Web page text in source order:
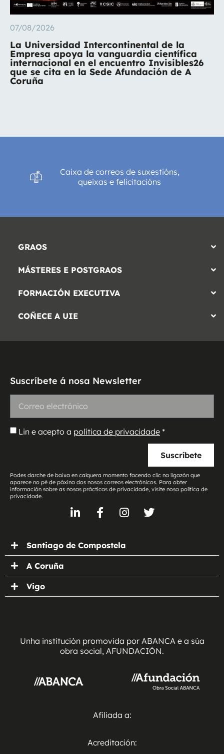
07/08/2026
La Universidad Intercontinental de la
Empresa apoya la vanguardia científica
internacional en el encuentro Invisibles26
que se cita en la Sede Afundación de A
Coruña
Caixa de correos de suxestións,
queixas e felicitacións
GRAOS
MÁSTERES E POSTGRAOS
FORMACIÓN EXECUTIVA
COÑECE A UIE
Suscríbete á nosa Newsletter
Lin e acepto a política de privacidade *
Suscríbete
Podes darche de baixa en calquera momento facendo clic na ligazón que
aparece no pé de páxina dos nosos correos electrónicos. Para obter
información sobre as nosas prácticas de privacidade, visite nosa política de
privacidade.
Santiago de Compostela
A Coruña
Vigo
Unha institución promovida por ABANCA e a súa
obra social, AFUNDACIÓN.
Afiliada a:
Acreditación: